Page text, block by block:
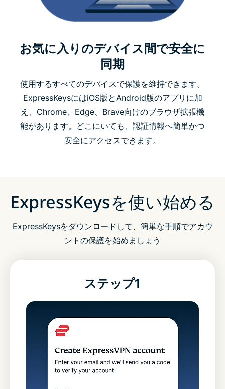
お気に入りのデバイス間で安全に
同期
使用するすべてのデバイスで保護を維持できます。
ExpressKeysにはiOS版とAndroid版のアプリに加
え、Chrome、Edge、Brave向けのブラウザ拡張機
能があります。どこにいても、認証情報へ簡単かつ
安全にアクセスできます。
ExpressKeysを使い始める
ExpressKeysをダウンロードして、簡単な手順でアカウ
ントの保護を始めましょう
ステップ1